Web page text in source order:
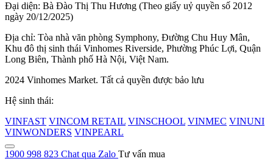
Đại diện: Bà Đào Thị Thu Hương (Theo giấy uỷ quyền số 2012
ngày 20/12/2025)
Địa chỉ: Tòa nhà văn phòng Symphony, Đường Chu Huy Mân,
Khu đô thị sinh thái Vinhomes Riverside, Phường Phúc Lợi, Quận
Long Biên, Thành phố Hà Nội, Việt Nam.
2024 Vinhomes Market. Tất cả quyền được bảo lưu
Hệ sinh thái:
VINFAST VINCOM RETAIL VINSCHOOL VINMEC VINUNI
VINWONDERS VINPEARL
1900 998 823 Chat qua Zalo Tư vấn mua